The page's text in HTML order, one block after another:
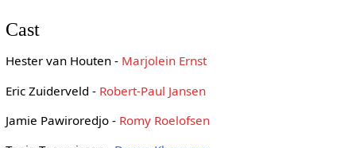
Cast
Hester van Houten - Marjolein Ernst
Eric Zuiderveld - Robert-Paul Jansen
Jamie Pawiroredjo - Romy Roelofsen